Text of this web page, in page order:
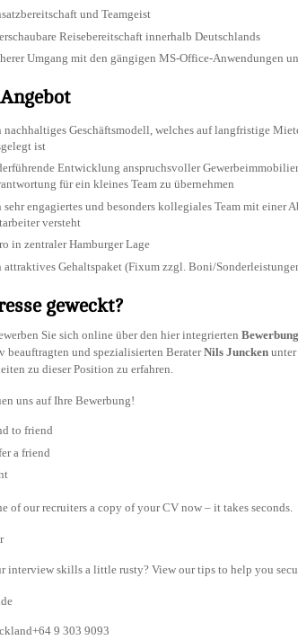
und Teamgeist
Reisebereitschaft innerhalb Deutschlands
Umgang mit den gängigen MS-Office-Anwendungen
nachhaltiges Geschäftsmodell, welches auf langfristige
ist
Entwicklung anspruchsvoller
für ein kleines Team zu übernehmen
sehr engagiertes und besonders kollegiales Team mit einer
versteht
in zentraler Hamburger Lage
attraktives Gehaltspaket (Fixum zzgl. Boni/
geweckt?
Sie sich online über den hier integrierten
beauftragten und spezialisierten BeraterNils Juncken unter
zu dieser Position zu erfahren.
uns auf Ihre Bewerbung!
to friend
a friend
of our recruiters a copy of your CV now – it takes seconds.
interview skills a little rusty? View our tips to help you
9 303 9093